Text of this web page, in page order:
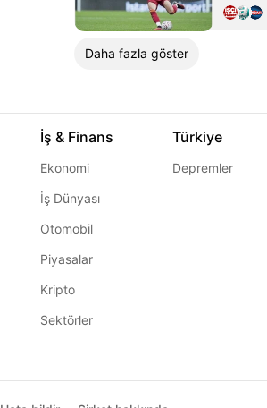
Daha fazla göster
İş & Finans
Ekonomi
İş Dünyası
Otomobil
Piyasalar
Kripto
Sektörler
Türkiye
Depremler